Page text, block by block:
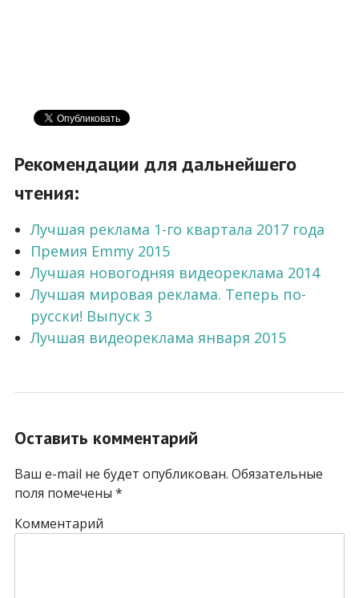
Рекомендации для дальнейшего
чтения:
Лучшая реклама 1-го квартала 2017 года
Премия Emmy 2015
Лучшая новогодняя видеореклама 2014
Лучшая мировая реклама. Теперь по-
русски! Выпуск 3
Лучшая видеореклама января 2015
Оставить комментарий
Ваш e-mail не будет опубликован. Обязательные
поля помечены *
Комментарий